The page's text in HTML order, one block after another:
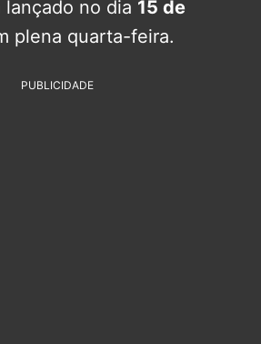
lançado no dia 15 de
plena quarta-feira.
PUBLICIDADE